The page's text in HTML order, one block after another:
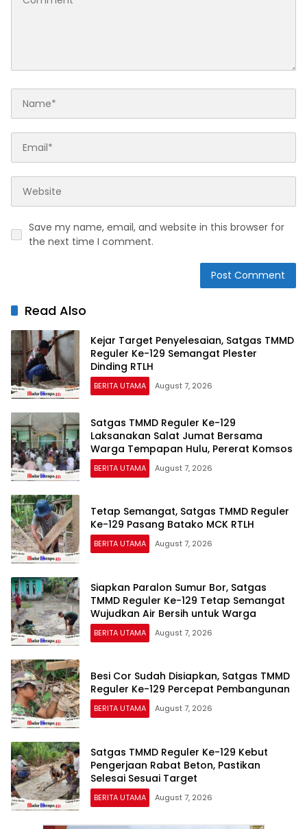
Save my name, email, and website in this browser for
the next time I comment.
Read Also
Kejar Target Penyelesaian, Satgas TMMD
Reguler Ke-129 Semangat Plester
Dinding RTLH
BERITA UTAMA August 7, 2026
Satgas TMMD Reguler Ke-129
Laksanakan Salat Jumat Bersama
Warga Tempapan Hulu, Pererat Komsos
BERITA UTAMA August 7, 2026
Tetap Semangat, Satgas TMMD Reguler
Ke-129 Pasang Batako MCK RTLH
BERITA UTAMA August 7, 2026
Siapkan Paralon Sumur Bor, Satgas
TMMD Reguler Ke-129 Tetap Semangat
Wujudkan Air Bersih untuk Warga
BERITA UTAMA August 7, 2026
Besi Cor Sudah Disiapkan, Satgas TMMD
Reguler Ke-129 Percepat Pembangunan
BERITA UTAMA August 7, 2026
Satgas TMMD Reguler Ke-129 Kebut
Pengerjaan Rabat Beton, Pastikan
Selesai Sesuai Target
BERITA UTAMA August 7, 2026